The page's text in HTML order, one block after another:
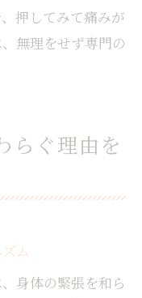
押してみて痛みが
無理をせず専門の
らぐ理由を
ム
身体の緊張を和ら